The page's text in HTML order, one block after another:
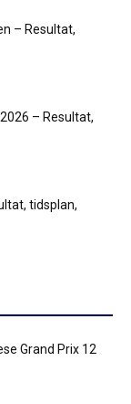
– Resultat,
– Resultat,
tidsplan,
Grand Prix 12